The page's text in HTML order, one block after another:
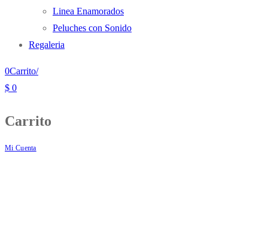
Linea Enamorados
Peluches con Sonido
Regaleria
0Carrito/
$ 0
Carrito
Mi Cuenta